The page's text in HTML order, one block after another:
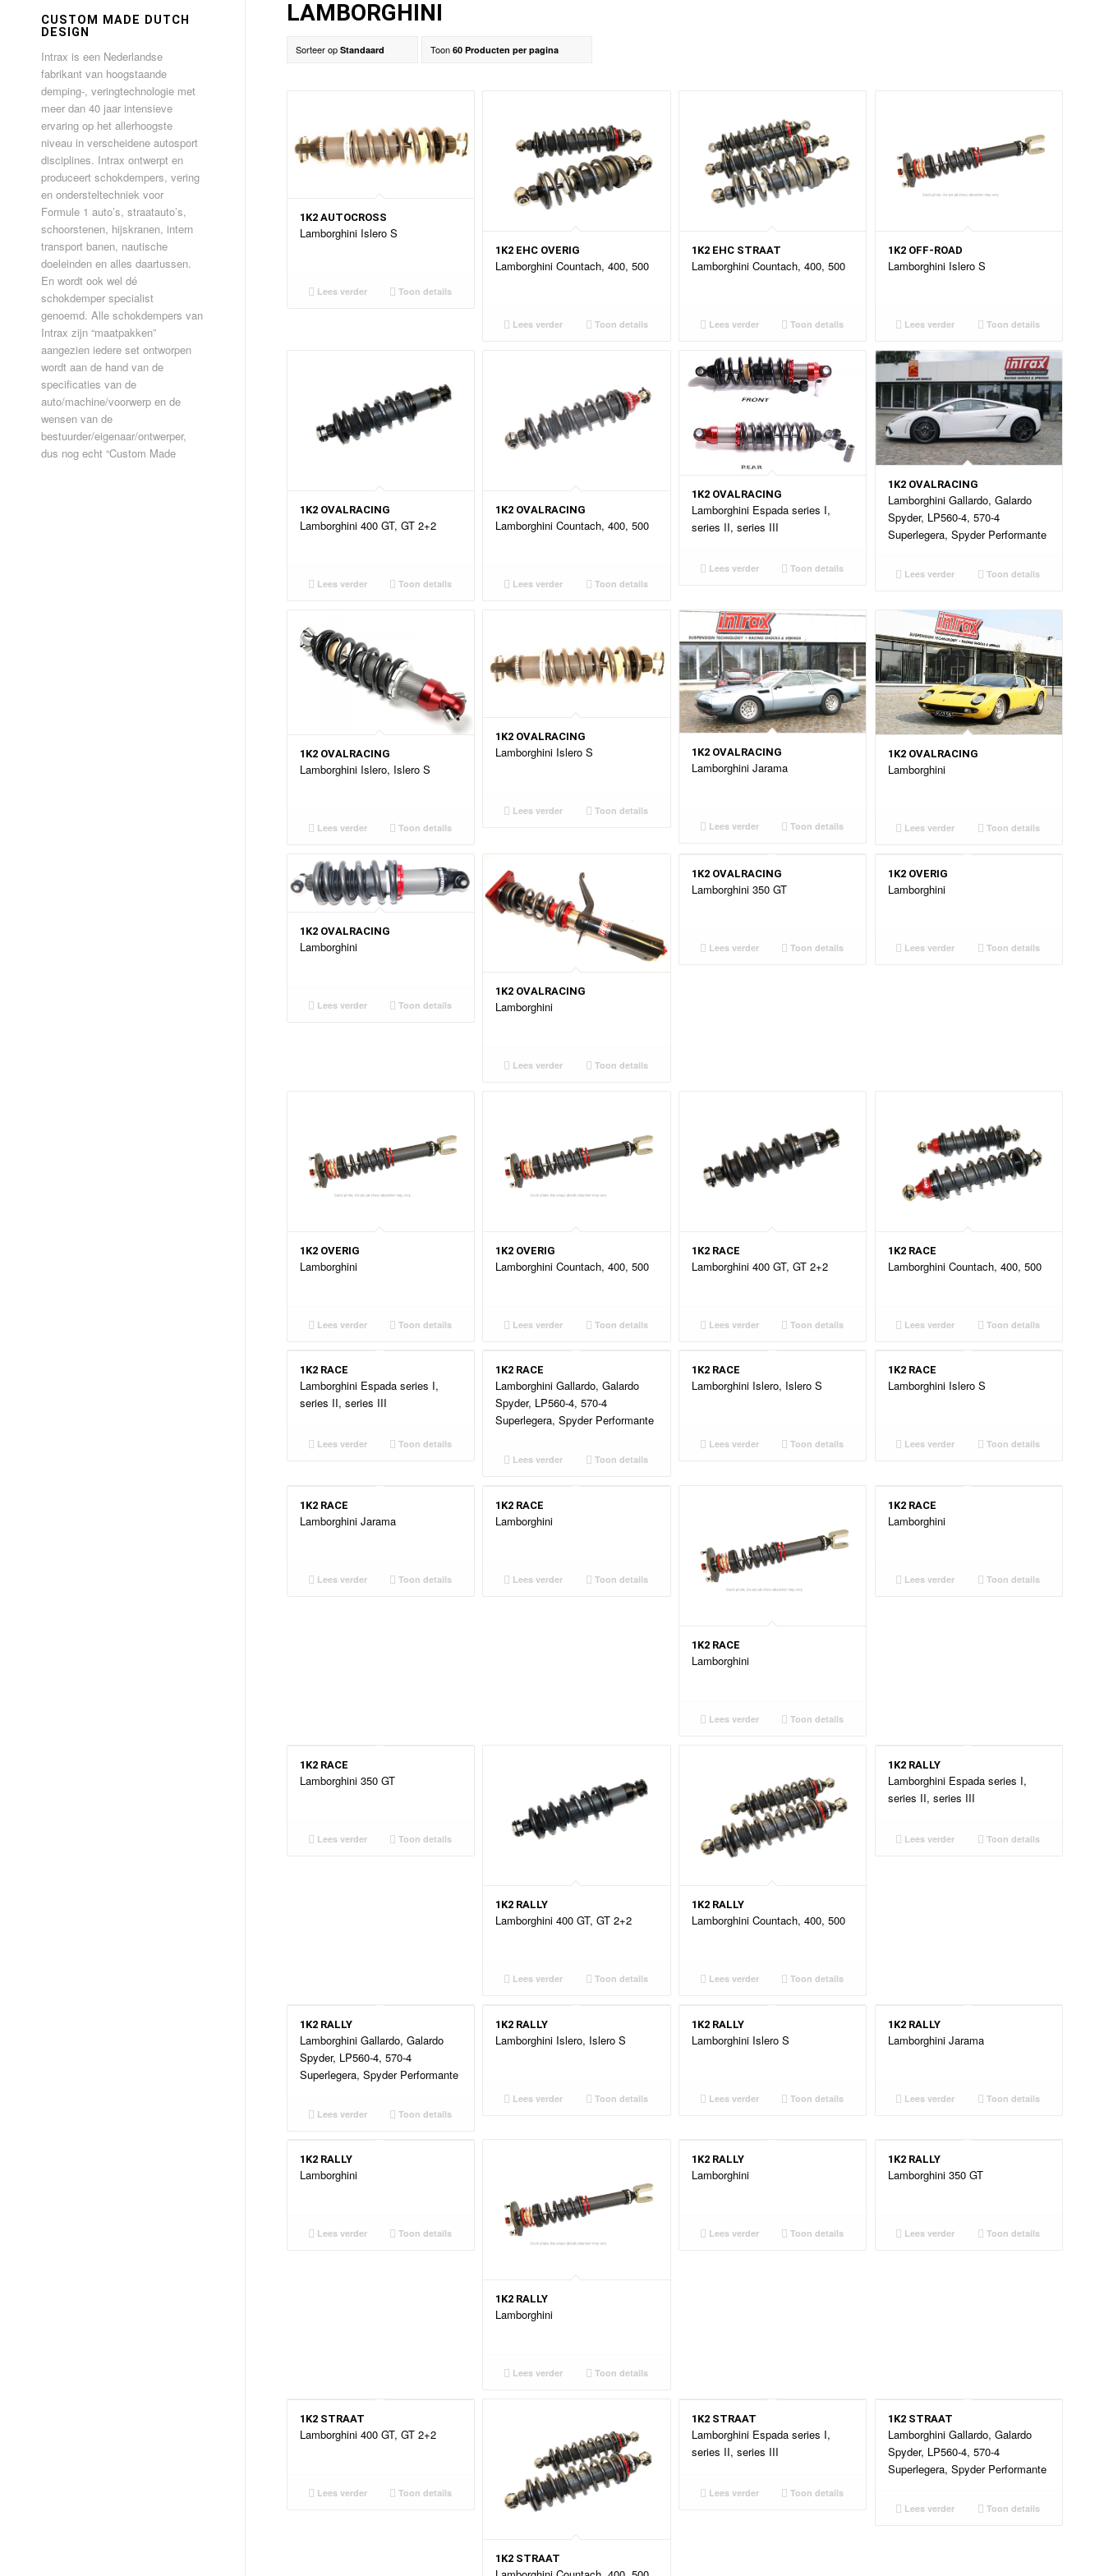
LAMBORGHINI
Sorteer op Standaard Toon 60 Producten per pagina
1K2 AUTOCROSS
Lamborghini Islero S
Lees verder Toon details
1K2 EHC OVERIG
Lamborghini Countach, 400, 500
Lees verder Toon details
1K2 EHC STRAAT
Lamborghini Countach, 400, 500
Lees verder Toon details
1K2 OFF-ROAD
Lamborghini Islero S
Lees verder Toon details
1K2 OVALRACING
Lamborghini 400 GT, GT 2+2
Lees verder Toon details
1K2 OVALRACING
Lamborghini Countach, 400, 500
Lees verder Toon details
1K2 OVALRACING
Lamborghini Espada series I,
series II, series III
Lees verder Toon details
1K2 OVALRACING
Lamborghini Gallardo, Galardo
Spyder, LP560-4, 570-4
Superlegera, Spyder Performante
Lees verder Toon details
1K2 OVALRACING
Lamborghini Islero, Islero S
Lees verder Toon details
1K2 OVALRACING
Lamborghini Islero S
Lees verder Toon details
1K2 OVALRACING
Lamborghini Jarama
Lees verder Toon details
1K2 OVALRACING
Lamborghini
Lees verder Toon details
1K2 OVALRACING
Lamborghini
Lees verder Toon details
1K2 OVALRACING
Lamborghini
Lees verder Toon details
1K2 OVALRACING
Lamborghini 350 GT
Lees verder Toon details
1K2 OVERIG
Lamborghini
Lees verder Toon details
1K2 OVERIG
Lamborghini
Lees verder Toon details
1K2 OVERIG
Lamborghini Countach, 400, 500
Lees verder Toon details
1K2 RACE
Lamborghini 400 GT, GT 2+2
Lees verder Toon details
1K2 RACE
Lamborghini Countach, 400, 500
Lees verder Toon details
1K2 RACE
Lamborghini Espada series I,
series II, series III
Lees verder Toon details
1K2 RACE
Lamborghini Gallardo, Galardo
Spyder, LP560-4, 570-4
Superlegera, Spyder Performante
Lees verder Toon details
1K2 RACE
Lamborghini Islero, Islero S
Lees verder Toon details
1K2 RACE
Lamborghini Islero S
Lees verder Toon details
1K2 RACE
Lamborghini Jarama
Lees verder Toon details
1K2 RACE
Lamborghini
Lees verder Toon details
1K2 RACE
Lamborghini
Lees verder Toon details
1K2 RACE
Lamborghini
Lees verder Toon details
1K2 RACE
Lamborghini 350 GT
Lees verder Toon details
1K2 RALLY
Lamborghini 400 GT, GT 2+2
Lees verder Toon details
1K2 RALLY
Lamborghini Countach, 400, 500
Lees verder Toon details
1K2 RALLY
Lamborghini Espada series I,
series II, series III
Lees verder Toon details
1K2 RALLY
Lamborghini Gallardo, Galardo
Spyder, LP560-4, 570-4
Superlegera, Spyder Performante
Lees verder Toon details
1K2 RALLY
Lamborghini Islero, Islero S
Lees verder Toon details
1K2 RALLY
Lamborghini Islero S
Lees verder Toon details
1K2 RALLY
Lamborghini Jarama
Lees verder Toon details
1K2 RALLY
Lamborghini
Lees verder Toon details
1K2 RALLY
Lamborghini
Lees verder Toon details
1K2 RALLY
Lamborghini
Lees verder Toon details
1K2 RALLY
Lamborghini 350 GT
Lees verder Toon details
1K2 STRAAT
Lamborghini 400 GT, GT 2+2
Lees verder Toon details
1K2 STRAAT
1K2 STRAAT
Lamborghini Espada series I,
series II, series III
Lees verder Toon details
1K2 STRAAT
Lamborghini Gallardo, Galardo
Spyder, LP560-4, 570-4
Superlegera, Spyder Performante
Lees verder Toon details
CUSTOM MADE DUTCH
DESIGN
Intrax is een Nederlandse
fabrikant van hoogstaande
demping-, veringtechnologie met
meer dan 40 jaar intensieve
ervaring op het allerhoogste
niveau in verscheidene autosport
disciplines. Intrax ontwerpt en
produceert schokdempers, vering
en ondersteltechniek voor
Formule 1 auto’s, straatauto’s,
schoorstenen, hijskranen, intern
transport banen, nautische
doeleinden en alles daartussen.
En wordt ook wel dé
schokdemper specialist
genoemd. Alle schokdempers van
Intrax zijn “maatpakken”
aangezien iedere set ontworpen
wordt aan de hand van de
specificaties van de
auto/machine/voorwerp en de
wensen van de
bestuurder/eigenaar/ontwerper,
dus nog echt “Custom Made